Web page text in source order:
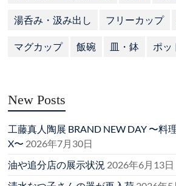
湯呑み・汲み出し フリーカップ
マグカップ 飯碗 皿・鉢 ポッ
New Posts
工藤真人陶展 BRAND NEW DAY 〜料
X〜 2026年7月30日
油や追分店の展示状況 2026年6月13日